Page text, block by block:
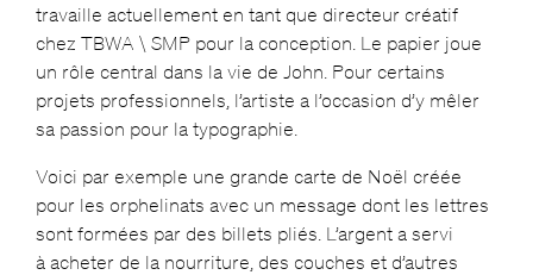
travaille actuellement en tant que directeur créatif
chez TBWA \ SMP pour la conception. Le papier joue
un rôle central dans la vie de John. Pour certains
projets professionnels, l’artiste a l’occasion d’y mêler
sa passion pour la typographie.
Voici par exemple une grande carte de Noël créée
pour les orphelinats avec un message dont les lettres
sont formées par des billets pliés. L’argent a servi
à acheter de la nourriture, des couches et d’autres